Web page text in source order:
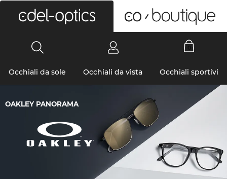
Occhiali da sole Occhiali da vista Occhiali sportivi
OAKLEY PANORAMA